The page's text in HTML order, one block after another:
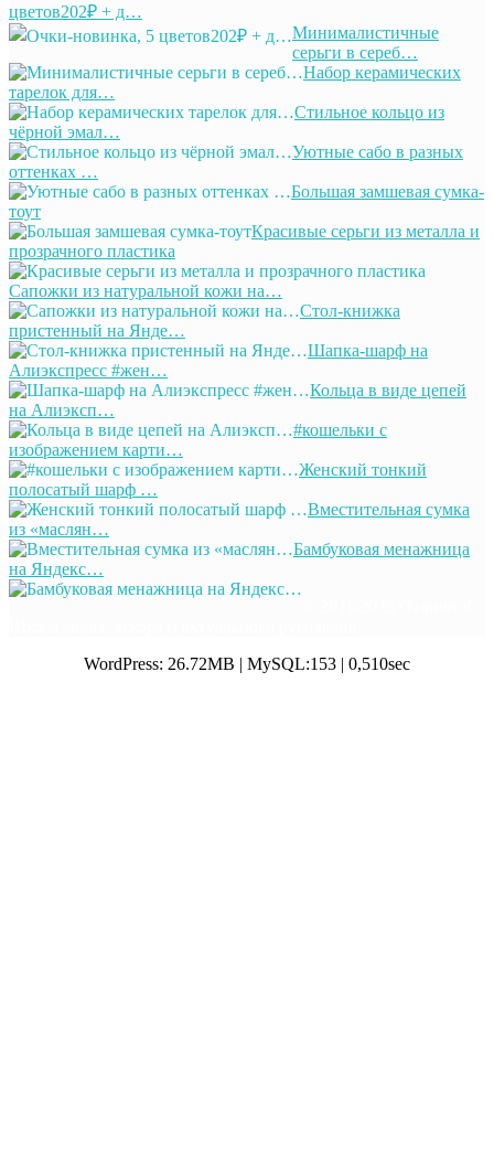
цветов202₽ + д…
Минималистичные
серьги в сереб…
Набор керамических
тарелок для…
Стильное кольцо из
чёрной эмал…
Уютные сабо в разных
оттенках …
Большая замшевая сумка-
тоут
Красивые серьги из металла и
прозрачного пластика
Сапожки из натуральной кожи на…
Стол-книжка
пристенный на Янде…
Шапка-шарф на
Алиэкспресс #жен…
Кольца в виде цепей
на Алиэксп…
#кошельки с
изображением карти…
Женский тонкий
полосатый шарф …
Вместительная сумка
из «маслян…
Бамбуковая менажница
на Яндекс…
WordPress: 26.72MB | MySQL:153 | 0,510sec